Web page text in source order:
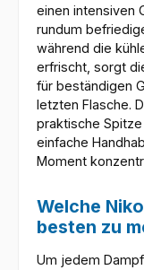
einen intensiven
rundum
während die
erfrischt, sorgt
für beständigen
letzten Flasche.
praktische
einfache
Moment
Welche
besten zu
Um jedem